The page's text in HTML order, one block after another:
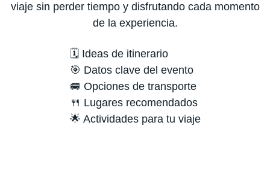
viaje sin perder tiempo y disfrutando cada momento
de la experiencia.
🗓️ Ideas de itinerario
🎯 Datos clave del evento
🚐 Opciones de transporte
🍴 Lugares recomendados
🌟 Actividades para tu viaje